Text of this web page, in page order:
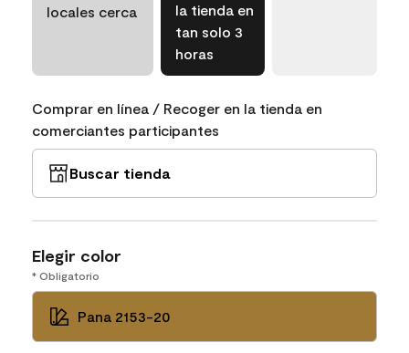
locales cerca
la tienda en
tan solo 3
horas
Comprar en línea / Recoger en la tienda en
comerciantes participantes
Buscar tienda
Elegir color
* Obligatorio
Pana 2153-20